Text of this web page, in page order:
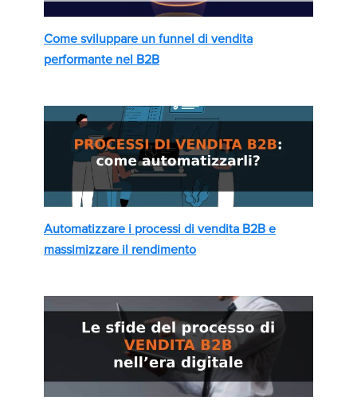
Come sviluppare un funnel di vendita
performante nel B2B
Automatizzare i processi di vendita B2B e
massimizzare il rendimento